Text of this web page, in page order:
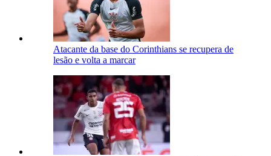
Atacante da base do Corinthians se recupera de
lesão e volta a marcar